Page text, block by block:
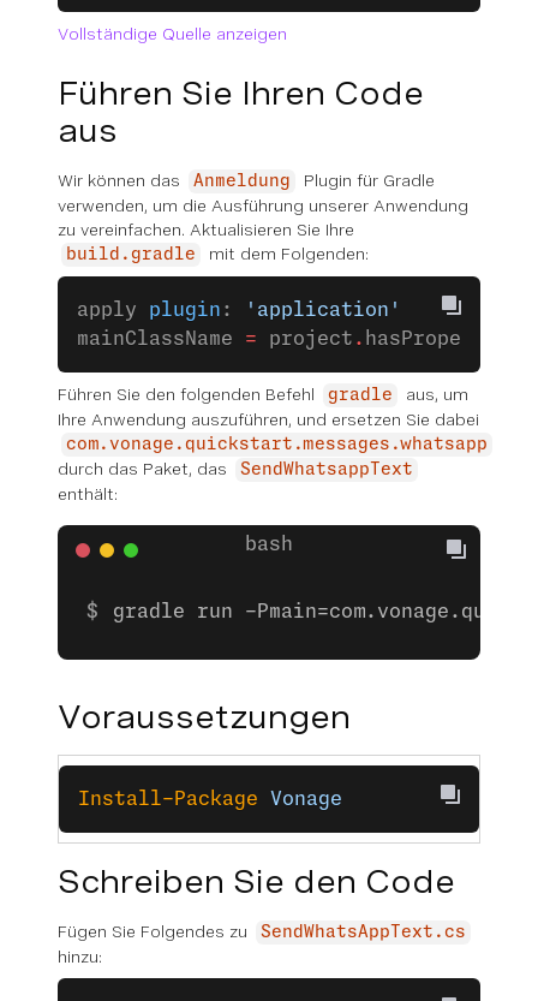
Vollständige Quelle anzeigen
Führen Sie Ihren Code
aus
Wir können das Anmeldung
Plugin für Gradle
verwenden, um die Ausführung unserer Anwendung
zu vereinfachen. Aktualisieren Sie Ihre
build.gradle mit dem Folgenden:
apply plugin :
'application'
mainClassName = project . hasProperty(
Führen Sie den folgenden Befehl gradle
aus, um
Ihre Anwendung auszuführen, und ersetzen Sie dabei
com.vonage.quickstart.messages.whatsapp
durch das Paket, das SendWhatsappText
enthält:
gradle run -
Voraussetzungen
Install-Package Vonage
Schreiben Sie den Code
Fügen Sie Folgendes zu SendWhatsAppText.cs
hinzu: